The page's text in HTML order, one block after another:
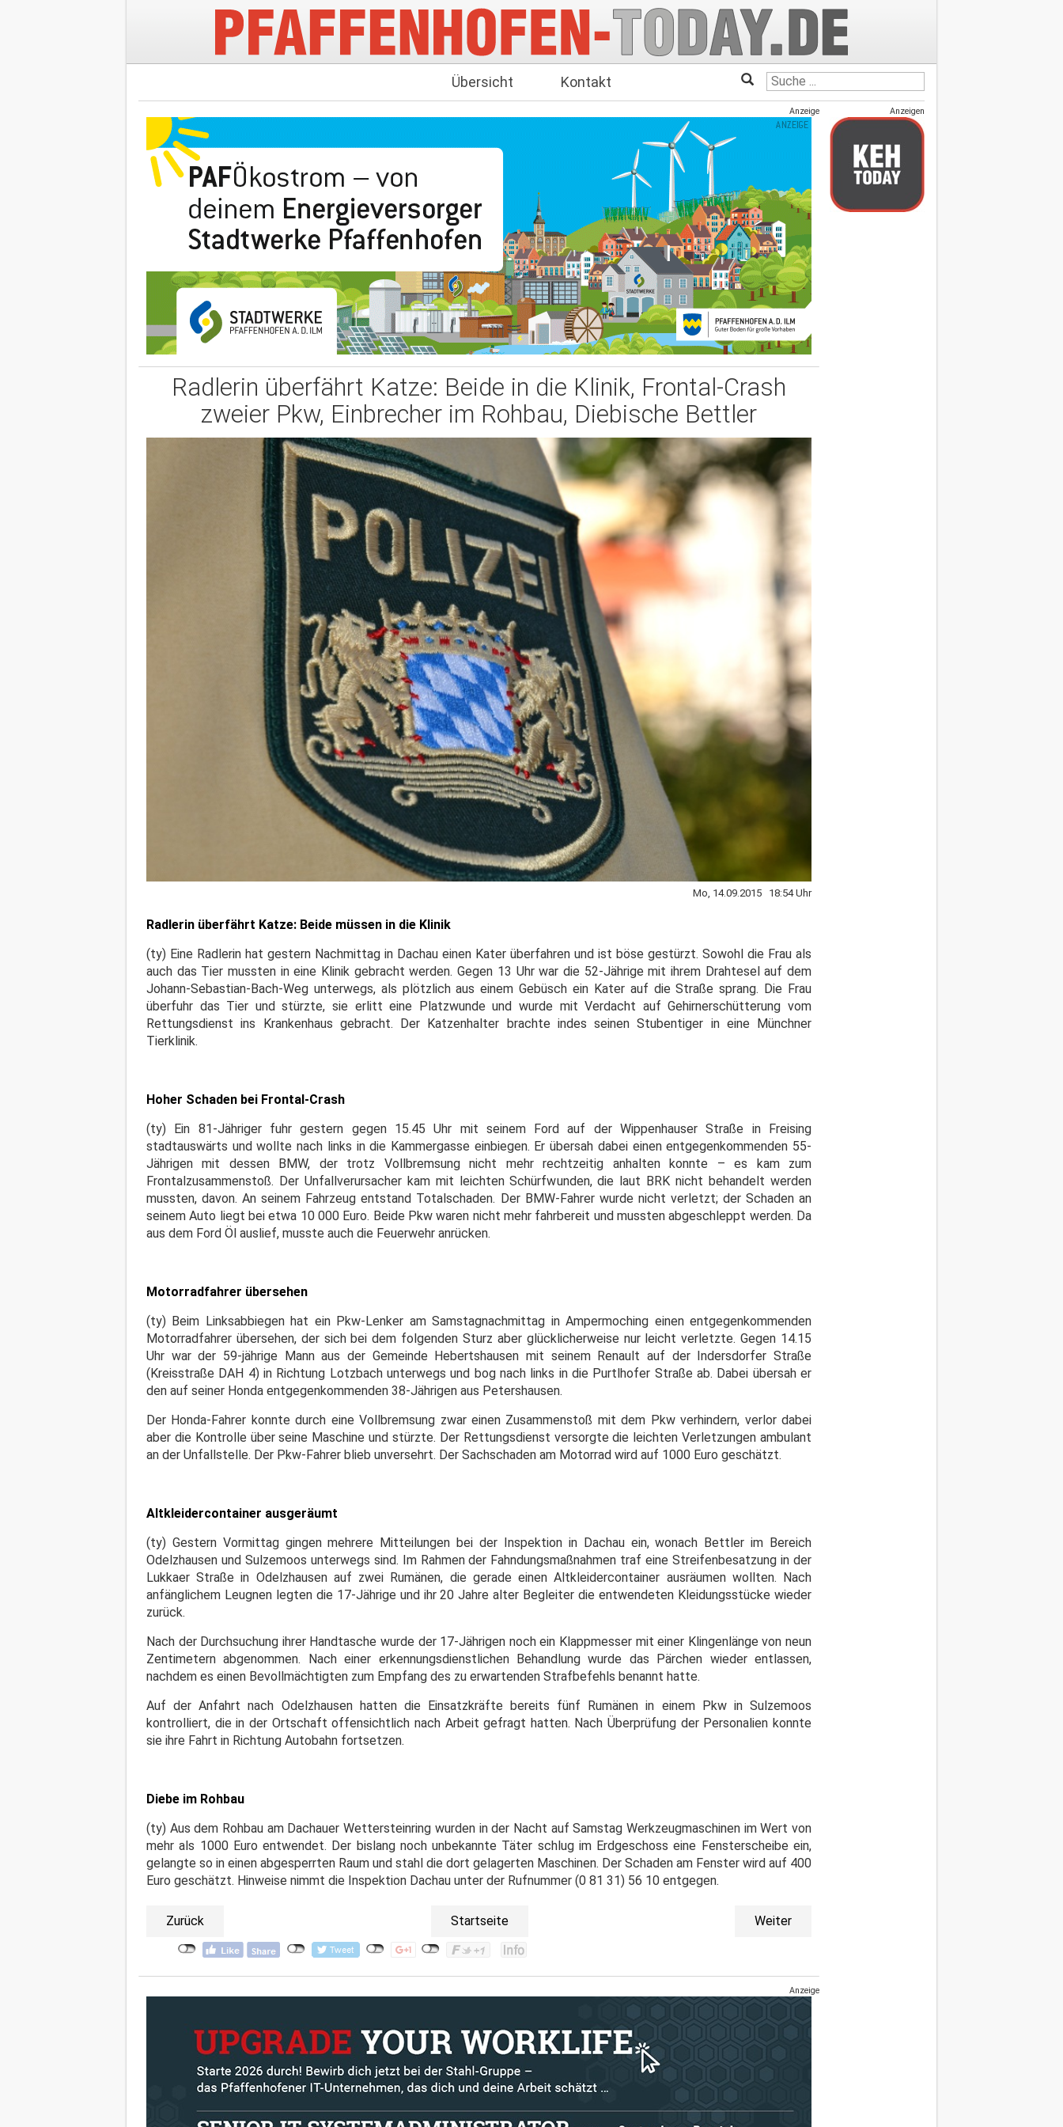
Übersicht Kontakt
Anzeige
Radlerin überfährt Katze: Beide in die Klinik, Frontal-Crash
zweier Pkw, Einbrecher im Rohbau, Diebische Bettler
Mo, 14.09.2015 18:54 Uhr
Radlerin überfährt Katze: Beide müssen in die Klinik
(ty) Eine Radlerin hat gestern Nachmittag in Dachau einen Kater überfahren und ist böse gestürzt. Sowohl die Frau als
auch das Tier mussten in eine Klinik gebracht werden. Gegen 13 Uhr war die 52-Jährige mit ihrem Drahtesel auf dem
Johann-Sebastian-Bach-Weg unterwegs, als plötzlich aus einem Gebüsch ein Kater auf die Straße sprang. Die Frau
überfuhr das Tier und stürzte, sie erlitt eine Platzwunde und wurde mit Verdacht auf Gehirnerschütterung vom
Rettungsdienst ins Krankenhaus gebracht. Der Katzenhalter brachte indes seinen Stubentiger in eine Münchner
Tierklinik.
Hoher Schaden bei Frontal-Crash
(ty) Ein 81-Jähriger fuhr gestern gegen 15.45 Uhr mit seinem Ford auf der Wippenhauser Straße in Freising
stadtauswärts und wollte nach links in die Kammergasse einbiegen. Er übersah dabei einen entgegenkommenden 55-
Jährigen mit dessen BMW, der trotz Vollbremsung nicht mehr rechtzeitig anhalten konnte – es kam zum
Frontalzusammenstoß. Der Unfallverursacher kam mit leichten Schürfwunden, die laut BRK nicht behandelt werden
mussten, davon. An seinem Fahrzeug entstand Totalschaden. Der BMW-Fahrer wurde nicht verletzt; der Schaden an
seinem Auto liegt bei etwa 10 000 Euro. Beide Pkw waren nicht mehr fahrbereit und mussten abgeschleppt werden. Da
aus dem Ford Öl auslief, musste auch die Feuerwehr anrücken.
Motorradfahrer übersehen
(ty) Beim Linksabbiegen hat ein Pkw-Lenker am Samstagnachmittag in Ampermoching einen entgegenkommenden
Motorradfahrer übersehen, der sich bei dem folgenden Sturz aber glücklicherweise nur leicht verletzte. Gegen 14.15
Uhr war der 59-jährige Mann aus der Gemeinde Hebertshausen mit seinem Renault auf der Indersdorfer Straße
(Kreisstraße DAH 4) in Richtung Lotzbach unterwegs und bog nach links in die Purtlhofer Straße ab. Dabei übersah er
den auf seiner Honda entgegenkommenden 38-Jährigen aus Petershausen.
Der Honda-Fahrer konnte durch eine Vollbremsung zwar einen Zusammenstoß mit dem Pkw verhindern, verlor dabei
aber die Kontrolle über seine Maschine und stürzte. Der Rettungsdienst versorgte die leichten Verletzungen ambulant
an der Unfallstelle. Der Pkw-Fahrer blieb unversehrt. Der Sachschaden am Motorrad wird auf 1000 Euro geschätzt.
Altkleidercontainer ausgeräumt
(ty) Gestern Vormittag gingen mehrere Mitteilungen bei der Inspektion in Dachau ein, wonach Bettler im Bereich
Odelzhausen und Sulzemoos unterwegs sind. Im Rahmen der Fahndungsmaßnahmen traf eine Streifenbesatzung in der
Lukkaer Straße in Odelzhausen auf zwei Rumänen, die gerade einen Altkleidercontainer ausräumen wollten. Nach
anfänglichem Leugnen legten die 17-Jährige und ihr 20 Jahre alter Begleiter die entwendeten Kleidungsstücke wieder
zurück.
Nach der Durchsuchung ihrer Handtasche wurde der 17-Jährigen noch ein Klappmesser mit einer Klingenlänge von neun
Zentimetern abgenommen. Nach einer erkennungsdienstlichen Behandlung wurde das Pärchen wieder entlassen,
nachdem es einen Bevollmächtigten zum Empfang des zu erwartenden Strafbefehls benannt hatte.
Auf der Anfahrt nach Odelzhausen hatten die Einsatzkräfte bereits fünf Rumänen in einem Pkw in Sulzemoos
kontrolliert, die in der Ortschaft offensichtlich nach Arbeit gefragt hatten. Nach Überprüfung der Personalien konnte
sie ihre Fahrt in Richtung Autobahn fortsetzen.
Diebe im Rohbau
(ty) Aus dem Rohbau am Dachauer Wettersteinring wurden in der Nacht auf Samstag Werkzeugmaschinen im Wert von
mehr als 1000 Euro entwendet. Der bislang noch unbekannte Täter schlug im Erdgeschoss eine Fensterscheibe ein,
gelangte so in einen abgesperrten Raum und stahl die dort gelagerten Maschinen. Der Schaden am Fenster wird auf 400
Euro geschätzt. Hinweise nimmt die Inspektion Dachau unter der Rufnummer (0 81 31) 56 10 entgegen.
Zurück Startseite Weiter
Anzeige
Anzeigen